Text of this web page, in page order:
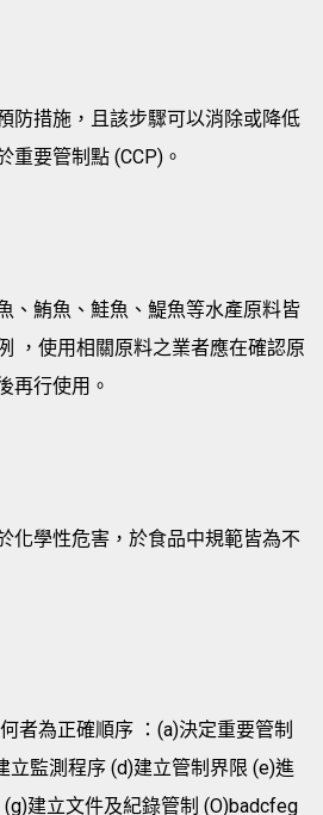
防措施，且該步驟可以消除或降低
重要管制點 (CCP)。
、鮪魚、鮭魚、鯷魚等水產原料皆
，使用相關原料之業者應在確認原
再行使用。
化學性危害，於食品中規範皆為不
者為正確順序 ：(a)決定重要管制
立監測程序 (d)建立管制界限 (e)進
建立文件及紀錄管制 (O)badcfeg